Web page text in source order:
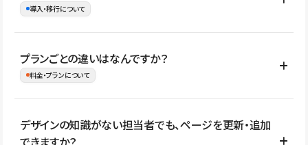
Studio上に再構築する形で移行できます。 WordPressの場合は、
イト全体のデザインや設定がそのまま移行されるわけではないた
め、移行後にページ構成やデザイン、CMS設計、URL・リダイレク
導入・移行について
はい。アクセス規模が大きいサイトや、複数部門での運用、権限管
理、セキュリティ確認、既存システムとの連携など、個別の要件が
ない段階でも、お問い合わせください。
お問合せはこちら
プランごとの違いはなんですか？
料金・プランについて
公開ページ数、バージョン履歴の期間、CMS利用数の上限、権限
管理の有無などがプランごとに異なります。詳しくは料金プランペ
デザインの知識がない担当者でも、ページを更新・追加
できますか？